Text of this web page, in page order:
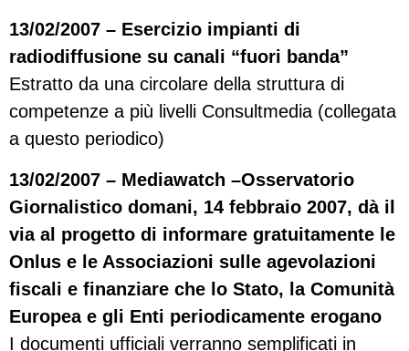
13/02/2007 – Esercizio impianti di
radiodiffusione su canali “fuori banda”
Estratto da una circolare della struttura di
competenze a più livelli Consultmedia (collegata
a questo periodico)
13/02/2007 – Mediawatch –Osservatorio
Giornalistico domani, 14 febbraio 2007, dà il
via al progetto di informare gratuitamente le
Onlus e le Associazioni sulle agevolazioni
fiscali e finanziare che lo Stato, la Comunità
Europea e gli Enti periodicamente erogano
I documenti ufficiali verranno semplificati in